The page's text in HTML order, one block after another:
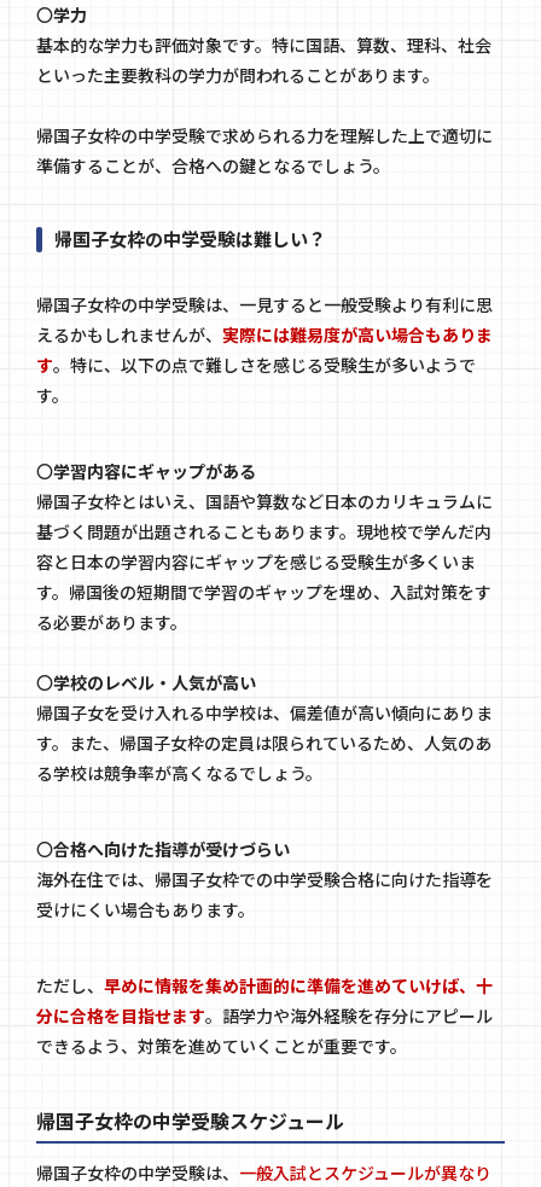
〇学力
基本的な学力も評価対象です。特に国語、算数、理科、社会
といった主要教科の学力が問われることがあります。
帰国子女枠の中学受験で求められる力を理解した上で適切に
準備することが、合格への鍵となるでしょう。
帰国子女枠の中学受験は難しい？
帰国子女枠の中学受験は、一見すると一般受験より有利に思
えるかもしれませんが、 実際には難易度が高い場合もありま
す。特に、以下の点で難しさを感じる受験生が多いようで
す。
〇学習内容にギャップがある
帰国子女枠とはいえ、国語や算数など日本のカリキュラムに
基づく問題が出題されることもあります。現地校で学んだ内
容と日本の学習内容にギャップを感じる受験生が多くいま
す。帰国後の短期間で学習のギャップを埋め、入試対策をす
る必要があります。
〇学校のレベル・人気が高い
帰国子女を受け入れる中学校は、偏差値が高い傾向にありま
す。また、帰国子女枠の定員は限られているため、人気のあ
る学校は競争率が高くなるでしょう。
〇合格へ向けた指導が受けづらい
海外在住では、帰国子女枠での中学受験合格に向けた指導を
受けにくい場合もあります。
ただし、 早めに情報を集め計画的に準備を進めていけば、十
分に合格を目指せます。語学力や海外経験を存分にアピール
できるよう、対策を進めていくことが重要です。
帰国子女枠の中学受験スケジュール
帰国子女枠の中学受験は、 一般入試とスケジュールが異なり